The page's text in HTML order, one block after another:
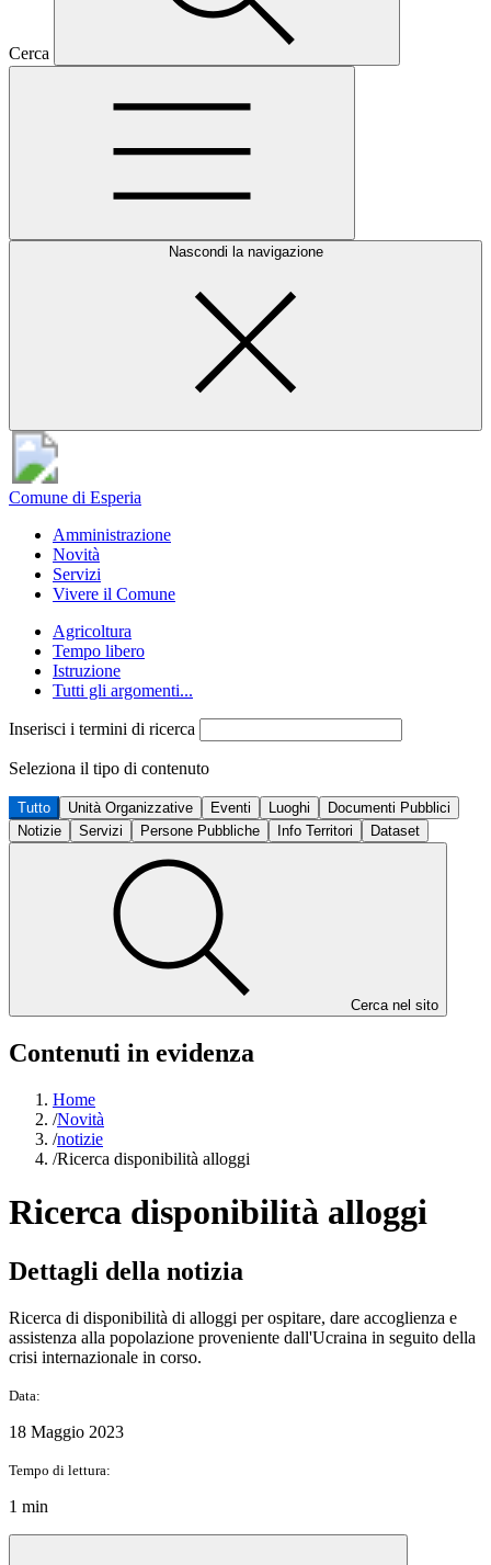
Cerca
Nascondi la navigazione
Comune di Esperia
Amministrazione
Novità
Servizi
Vivere il Comune
Agricoltura
Tempo libero
Istruzione
Tutti gli argomenti...
Inserisci i termini di ricerca
Seleziona il tipo di contenuto
Tutto Unità Organizzative Eventi Luoghi
Documenti Pubblici
Notizie
Servizi Persone Pubbliche Info Territori Dataset
Cerca nel sito
Contenuti in evidenza
Home
/Novità
/notizie
/Ricerca disponibilità alloggi
Ricerca disponibilità alloggi
Dettagli della notizia
Ricerca di disponibilità di alloggi per ospitare, dare accoglienza e
assistenza alla popolazione proveniente dall'Ucraina in seguito della
crisi internazionale in corso.
Data:
18 Maggio 2023
Tempo di lettura:
1 min